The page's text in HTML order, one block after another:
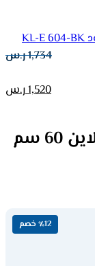
1,734ر.س
1,520ر.س
فرن كهربائي بلت ان كيتشن لاين 60 سم
٪12 خصم